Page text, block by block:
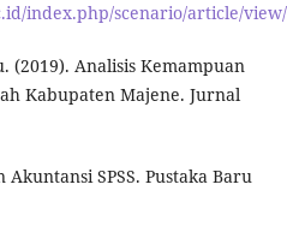
index.php/scenario/article/
(2019). Analisis Kemampuan
Kabupaten Majene. Jurnal
SPSS. Pustaka Baru